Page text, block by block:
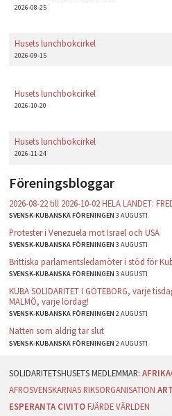
2026-08-25
Husets lunchbokcirkel
2026-09-15
Husets lunchbokcirkel
2026-10-20
Husets lunchbokcirkel
2026-11-24
Föreningsbloggar
2026-08-22 till 2026-10-02 HELA LANDET:
SVENSK-KUBANSKA FÖRENINGEN3 AUGUSTI
Protester i Venezuela mot Israel och USA
SVENSK-KUBANSKA FÖRENINGEN3 AUGUSTI
Brittiska parlamentsledamöter i stöd för
SVENSK-KUBANSKA FÖRENINGEN3 AUGUSTI
KUBA SOLIDARITET I GÖTEBORG, varje
MALMÖ, varje lördag!
SVENSK-KUBANSKA FÖRENINGEN2 AUGUSTI
Natten som aldrig tar slut
SVENSK-KUBANSKA FÖRENINGEN2 AUGUSTI
AFROSVENSKARNAS RIKSORGANISATION
ESPERANTA CIVITO FJÄRDE VÄRLDEN